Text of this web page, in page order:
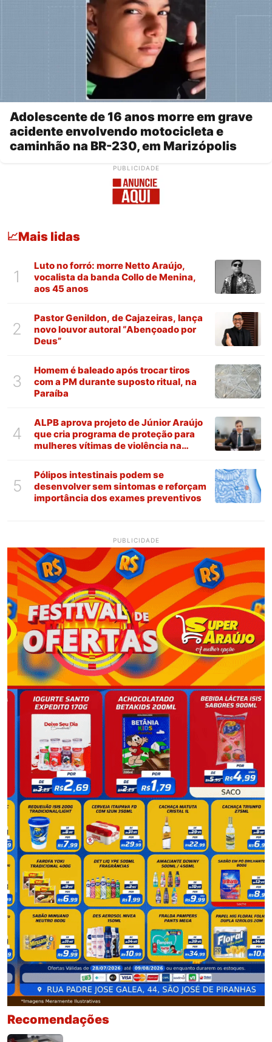
Adolescente de 16 anos morre em grave
acidente envolvendo motocicleta e
caminhão na BR-230, em Marizópolis
PUBLICIDADE
📈Mais lidas
1
Luto no forró: morre Netto Araújo,
vocalista da banda Collo de Menina,
aos 45 anos
2
Pastor Genildon, de Cajazeiras, lança
novo louvor autoral “Abençoado por
Deus”
3
Homem é baleado após trocar tiros
com a PM durante suposto ritual, na
Paraíba
4
ALPB aprova projeto de Júnior Araújo
que cria programa de proteção para
mulheres vítimas de violência na
5
Pólipos intestinais podem se
desenvolver sem sintomas e reforçam
importância dos exames preventivos
PUBLICIDADE
Recomendações